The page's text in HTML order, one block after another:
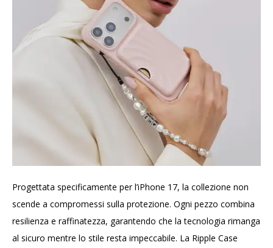
Progettata specificamente per l’iPhone 17, la collezione non
scende a compromessi sulla protezione. Ogni pezzo combina
resilienza e raffinatezza, garantendo che la tecnologia rimanga
al sicuro mentre lo stile resta impeccabile. La Ripple Case